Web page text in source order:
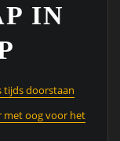
IN
tijds doorstaan
met oog voor het